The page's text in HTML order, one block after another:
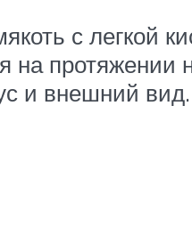
с легкой
протяжении
и внешний вид.